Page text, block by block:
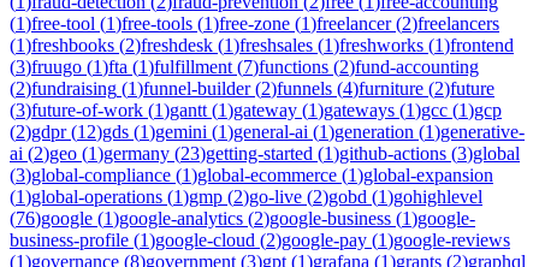
(1)free-tool (1)free-tools (1)free-zone (1)freelancer(2)freelancers
(1)freshbooks (2)freshdesk (1)freshsales (1)freshworks (1)frontend
(3)fruugo (1)fta (1)fulfillment (7)functions (2)fund-accounting
(2)fundraising (1)funnel-builder(2)funnels (4)furniture (2)future
(3)future-of-work (1)gantt (1)gateway (1)gateways (1)gcc (1)gcp
(2)gdpr(12)gds (1)gemini (1)general-ai (1)generation (1)generative-
ai (2)geo (1)germany (23)getting-started (1)github-actions (3)global
(3)global-compliance (1)global-ecommerce (1)global-expansion
(1)global-operations (1)gmp (2)go-live (2)gobd (1)gohighlevel
(76)google (1)google-analytics (2)google-business (1)google-
business-profile (1)google-cloud (2)google-pay (1)google-reviews
(1)governance (8)government (3)gpt (1)grafana (1)grants (2)graphql